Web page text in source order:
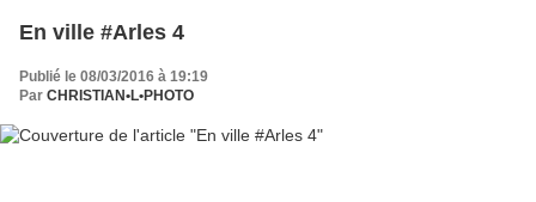
En ville #Arles 4
Publié le 08/03/2016 à 19:19
Par CHRISTIAN•L•PHOTO